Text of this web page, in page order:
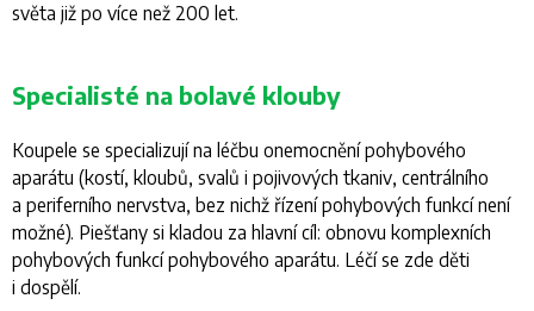
světa již po více než 200 let.
Specialisté na bolavé klouby
Koupele se specializují na léčbu onemocnění pohybového
aparátu (kostí, kloubů, svalů i pojivových tkaniv, centrálního
a periferního nervstva, bez nichž řízení pohybových funkcí není
možné). Piešťany si kladou za hlavní cíl: obnovu komplexních
pohybových funkcí pohybového aparátu. Léčí se zde děti
i dospělí.